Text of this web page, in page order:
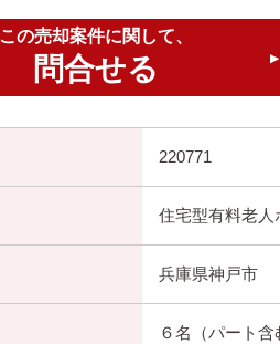
この売却案件に関して、
問合せる ▶
220771
住宅型有料老人
兵庫県神戸市
６名（パート含